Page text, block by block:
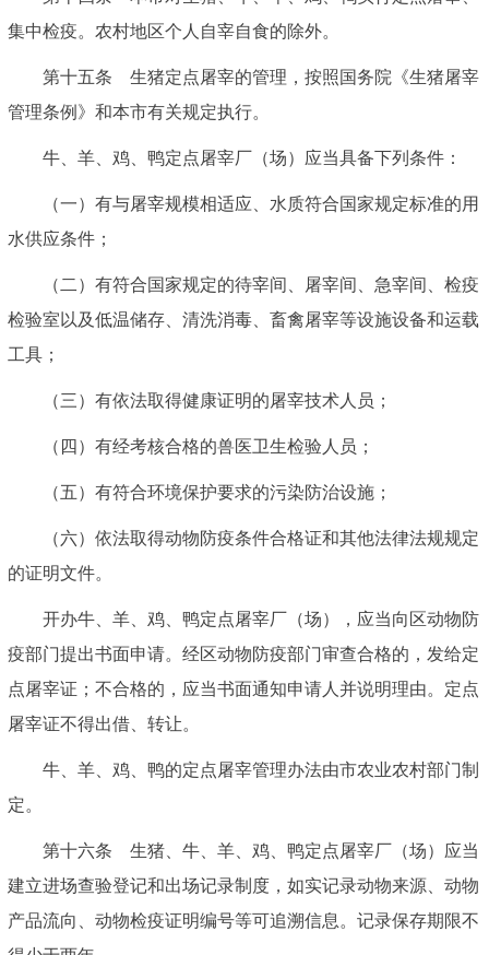
集中检疫。农村地区个人自宰自食的除外。
第十五条 生猪定点屠宰的管理，按照国务院《生猪屠宰
管理条例》和本市有关规定执行。
牛、羊、鸡、鸭定点屠宰厂（场）应当具备下列条件：
（一）有与屠宰规模相适应、水质符合国家规定标准的用
水供应条件；
（二）有符合国家规定的待宰间、屠宰间、急宰间、检疫
检验室以及低温储存、清洗消毒、畜禽屠宰等设施设备和运载
工具；
（三）有依法取得健康证明的屠宰技术人员；
（四）有经考核合格的兽医卫生检验人员；
（五）有符合环境保护要求的污染防治设施；
（六）依法取得动物防疫条件合格证和其他法律法规规定
的证明文件。
开办牛、羊、鸡、鸭定点屠宰厂（场），应当向区动物防
疫部门提出书面申请。经区动物防疫部门审查合格的，发给定
点屠宰证；不合格的，应当书面通知申请人并说明理由。定点
屠宰证不得出借、转让。
牛、羊、鸡、鸭的定点屠宰管理办法由市农业农村部门制
定。
第十六条 生猪、牛、羊、鸡、鸭定点屠宰厂（场）应当
建立进场查验登记和出场记录制度，如实记录动物来源、动物
产品流向、动物检疫证明编号等可追溯信息。记录保存期限不